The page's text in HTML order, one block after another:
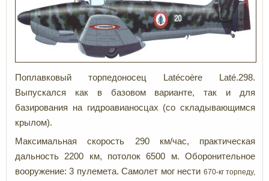
Поплавковый торпедоносец Latécoère Laté.298.
Выпускался как в базовом варианте, так и для
базирования на гидроавианосцах (со складывающимся
крылом).
Максимальная скорость 290 км/час, практическая
дальность 2200 км, потолок 6500 м. Оборонительное
вооружение: 3 пулемета. Самолет мог нести 670-кг торпеду,